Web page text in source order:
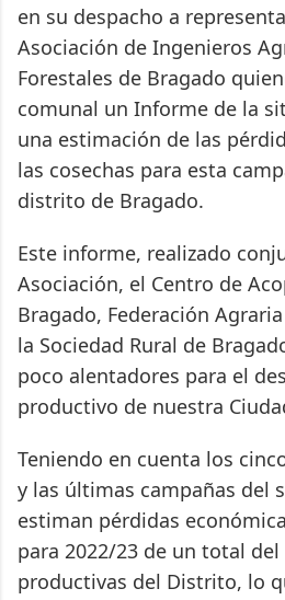
en su despacho a
Asociación de Ingenieros
Forestales de Bragado
comunal un Informe de la
una estimación de las
las cosechas para esta
distrito de Bragado.
Este informe, realizado
Asociación, el Centro de
Bragado, Federación
la Sociedad Rural de
poco alentadores para el
productivo de nuestra
Teniendo en cuenta los
y las últimas campañas del
estiman pérdidas
para 2022/23 de un total del
productivas del Distrito, lo